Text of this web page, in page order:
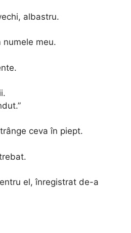
albastru.
numele meu.
ceva în piept.
el, înregistrat de-a